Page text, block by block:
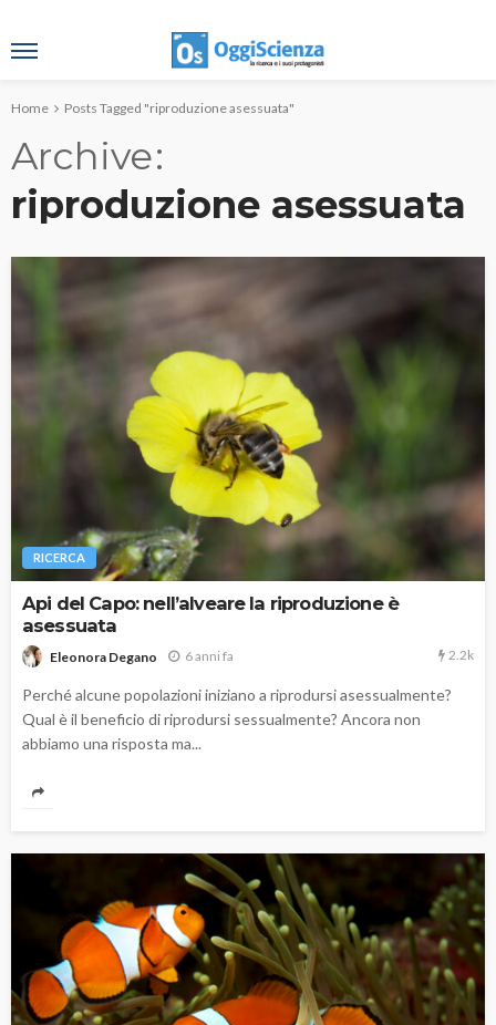
Home Posts Tagged "riproduzione asessuata"
Archive
riproduzione asessuata
RICERCA
Api del Capo: nell’alveare la riproduzione è
asessuata
Eleonora Degano 6 anni fa 2.2k
Perché alcune popolazioni iniziano a riprodursi asessualmente?
Qual è il beneficio di riprodursi sessualmente? Ancora non
abbiamo una risposta ma...